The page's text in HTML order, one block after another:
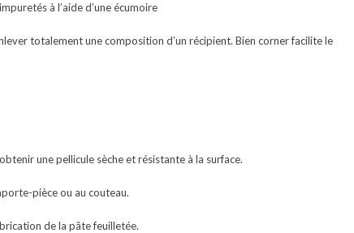
à l’aide d’une écumoire
totalement une composition d’un récipient. Bien corner facilite le
une pellicule sèche et résistante à la surface.
pièce ou au couteau.
de la pâte feuilletée.